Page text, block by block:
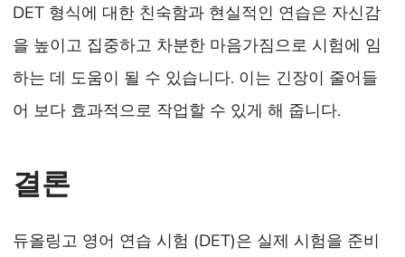
DET 형식에 대한 친숙함과 현실적인 연습은 자신감
을 높이고 집중하고 차분한 마음가짐으로 시험에 임
하는 데 도움이 될 수 있습니다. 이는 긴장이 줄어들
어 보다 효과적으로 작업할 수 있게 해 줍니다.
결론
듀올링고 영어 연습 시험 (DET)은 실제 시험을 준비